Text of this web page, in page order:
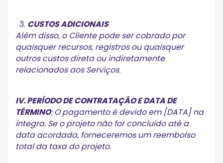
CUSTOS ADICIONAIS
Além disso, o Cliente pode ser cobrado por
quaisquer recursos, registros ou quaisquer
outros custos direta ou indiretamente
relacionados aos Serviços.
IV. PERÍODO DE CONTRATAÇÃO E DATA DE
TÉRMINO: O pagamento é devido em [DATA] na
íntegra. Se o projeto não for concluído até a
data acordada, forneceremos um reembolso
total da taxa do projeto.